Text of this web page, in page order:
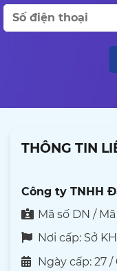
THÔNG TIN
Công ty TNHH
Mã số DN /
Nơi cấp: Sở
Ngày cấp: 27 /